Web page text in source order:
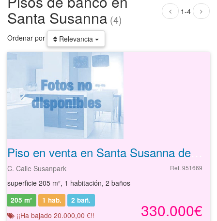
1-4
Santa Susanna (4)
Ordenar por Relevancia
C. Calle Susanpark Ref. 951669
superficie 205 m², 1 habitación, 2 baños
330.000€
205 m² 1 hab. 2 bañ.
¡¡Ha bajado 20.000,00 €!!